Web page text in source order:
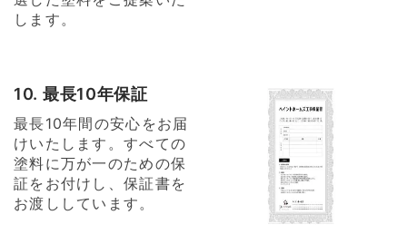
します。
10. 最長10年保証
最長10年間の安心をお届
けいたします。すべての
塗料に万が一のための保
証をお付けし、保証書を
お渡ししています。